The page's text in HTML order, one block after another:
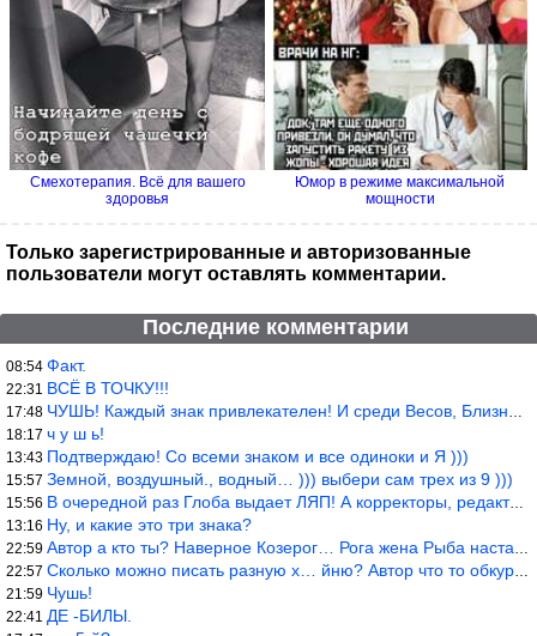
Смехотерапия. Всё для вашего
здоровья
Юмор в режиме максимальной
мощности
Только зарегистрированные и авторизованные
пользователи могут оставлять комментарии.
Последние комментарии
08:54 Факт.
22:31 ВСЁ В ТОЧКУ!!!
17:48 ЧУШЬ! Каждый знак привлекателен! И среди Весов, Близнецов встреч
18:17 ч у ш ь!
13:43 Подтверждаю! Со всеми знаком и все одиноки и Я )))
15:57 Земной, воздушный., водный… ))) выбери сам трех из 9 )))
15:56 В очередной раз Глоба выдает ЛЯП! А корректоры, редакторы пропус
13:16 Ну, и какие это три знака?
22:59 Автор а кто ты? Наверное Козерог… Рога жена Рыба наставила ))
22:57 Сколько можно писать разную х… йню? Автор что то обкурился?
21:59 Чушь!
22:41 ДЕ -БИЛЫ.